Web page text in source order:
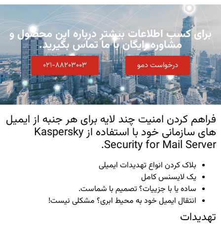
برای کسب اطلاعات بیشتر درباره این محصول و
مشاوره رایگان با ما تماس بگیرید.
۰۲۱-۸۸۲۰۳۰۰۳ درخواست دمو
فراهم کردن امنیت چند لایه برای هر جنبه از ایمیل
های سازمانی خود با استفاده از Kaspersky
Security for Mail Server.
بلاک کردن انواع تهدیدات ایمیلی
یک لایسنس کامل
ساده یا با جزییات؟ تصمیم با شماست.
انتقال ایمیل خود به محیط ابری؟ مشکلی نیست!
تهدیدات